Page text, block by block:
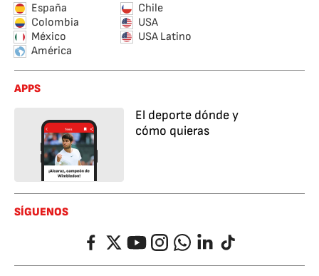
España
Chile
Colombia
USA
México
USA Latino
América
APPS
El deporte dónde y
cómo quieras
SÍGUENOS
FacebookTwitterYouTubeInstagramWhatsappLinkedIn
TikTok